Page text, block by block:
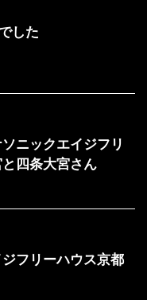
した
ニックエイジフリ
四条大宮さん
フリーハウス京都